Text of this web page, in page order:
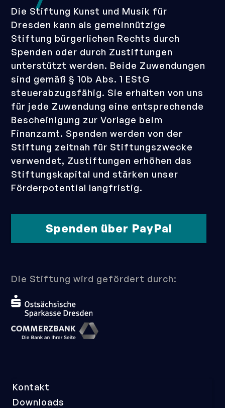
Die Stiftung Kunst und Musik für
Dresden kann als gemeinnützige
Stiftung bürgerlichen Rechts durch
Spenden oder durch Zustiftungen
unterstützt werden. Beide Zuwendungen
sind gemäß § 10b Abs. 1 EStG
steuerabzugsfähig. Sie erhalten von uns
für jede Zuwendung eine entsprechende
Bescheinigung zur Vorlage beim
Finanzamt. Spenden werden von der
Stiftung zeitnah für Stiftungszwecke
verwendet, Zustiftungen erhöhen das
Stiftungskapital und stärken unser
Förderpotential langfristig.
Spenden über PayPal
Die Stiftung wird gefördert durch:
Navigation
überspringen
Kontakt
Downloads